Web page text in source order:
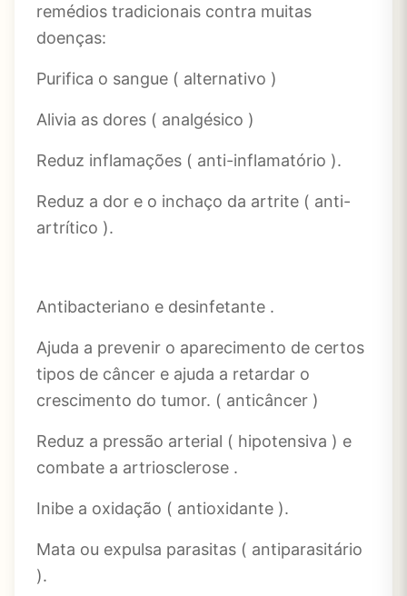
remédios tradicionais contra muitas
doenças:
Purifica o sangue ( alternativo )
Alivia as dores ( analgésico )
Reduz inflamações ( anti-inflamatório ).
Reduz a dor e o inchaço da artrite ( anti-
artrítico ).
Antibacteriano e desinfetante .
Ajuda a prevenir o aparecimento de certos
tipos de câncer e ajuda a retardar o
crescimento do tumor. ( anticâncer )
Reduz a pressão arterial ( hipotensiva ) e
combate a artriosclerose .
Inibe a oxidação ( antioxidante ).
Mata ou expulsa parasitas ( antiparasitário
).